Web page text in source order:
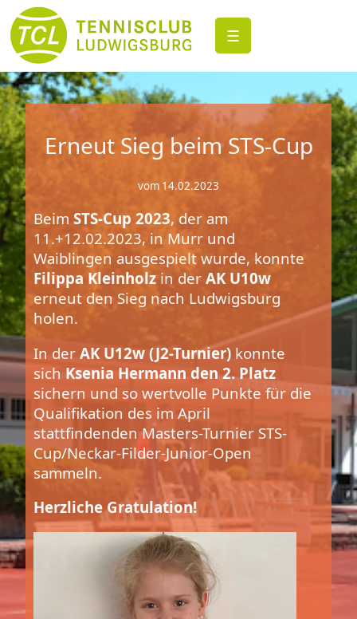
☰
Erneut Sieg beim STS-Cup
vom 14.02.2023
BeimSTS-Cup 2023, der am
11.+12.02.2023, in Murr und
Waiblingen ausgespielt wurde, konnte
Filippa Kleinholz in derAK U10w
erneut den Sieg nach Ludwigsburg
holen.
In derAK U12w (J2-Turnier) konnte
sich Ksenia Hermann den 2. Platz
sichern und so wertvolle Punkte für die
Qualifikation des im April
stattfindenden Masters-Turnier STS-
Cup/Neckar-Filder-Junior-Open
sammeln.
Herzliche Gratulation!